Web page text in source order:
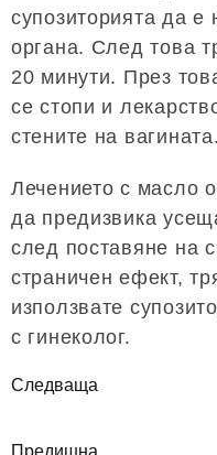
супозиторията да е
органа. След това
20 минути. През
се стопи и
стените на вагината.
Лечението с масло
да предизвика
след поставяне на
страничен ефект,
използвате
с гинеколог.
Следваща
Предишна